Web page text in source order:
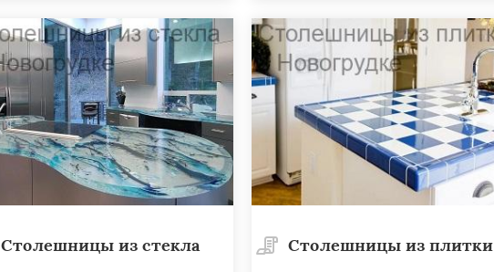
Столешницы из стекла Столешницы из плитки